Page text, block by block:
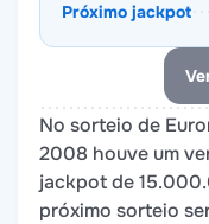
Próximo jackpot
No sorteio de
2008 houve um
jackpot de
próximo sorteio